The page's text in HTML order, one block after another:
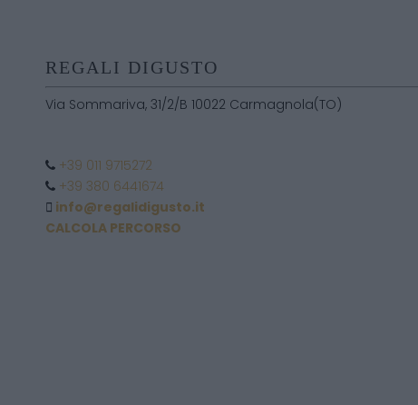
REGALI DIGUSTO
Via Sommariva, 31/2/B 10022 Carmagnola(TO)
+39 011 9715272
+39 380 6441674
info@regalidigusto.it
CALCOLA PERCORSO